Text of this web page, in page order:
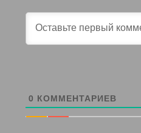
0 КОММЕНТАРИЕВ